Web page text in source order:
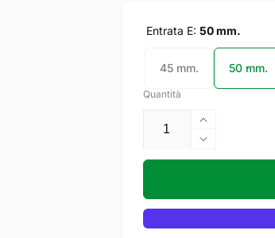
Entrata E: 50 mm.
45 mm. 50 mm.
Quantità
Aumenta
quantità
per
Serratura
ad
Diminuisci
quantità
ISEO
FIAM
Serratura